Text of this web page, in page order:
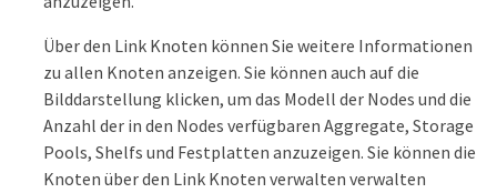
Über den Link Knoten können Sie weitere Informationen
zu allen Knoten anzeigen. Sie können auch auf die
Bilddarstellung klicken, um das Modell der Nodes und die
Anzahl der in den Nodes verfügbaren Aggregate, Storage
Pools, Shelfs und Festplatten anzuzeigen. Sie können die
Knoten über den Link Knoten verwalten verwalten